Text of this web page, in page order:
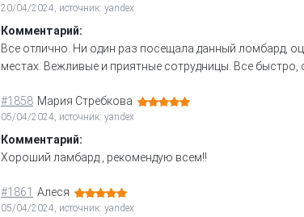
20/04/2024, источник: yandex
Комментарий:
Все отлично. Ни один раз посещала данный ломбард,
местах. Вежливые и приятные сотрудницы. Все
#1858 Мария Стребкова
05/04/2024, источник: yandex
Комментарий:
Хороший ламбард , рекомендую всем!!
#1861 Алеся
05/04/2024, источник: yandex